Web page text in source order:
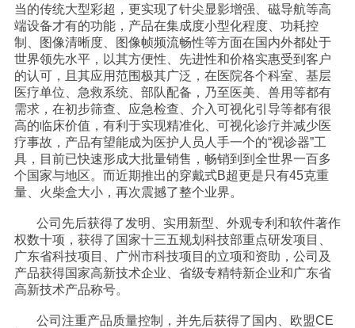
当的传统大型彩超，更实现了针尖显影增强、磁导航等高
端设备才有的功能，产品在集成度小型化程度、功耗控
制、图像清晰度、图像帧频流畅性等方面在国内外都处于
世界领先水平，以其方便性、先进性和价格实惠受到客户
的认可，且其应用范围极其广泛，在医院各个科室、基层
医疗单位、急救系统、部队配备，乃至医美、兽用等都有
需求，在初步筛查、应急检查、介入可视化引导等都有很
高的临床价值，有利于实现精准化、可视化诊疗并减少医
疗事故，产品有望能成为医护人员人手一个的“视诊器”工
具，目前已快速形成大批量销售，畅销到到全世界一百多
个国家与地区。而近期推出的穿戴式B超更是只有45克重
量、火柴盒大小，再次震撼了整个业界。
公司先后获得了发明、实用新型、外观专利和软件著作
权数十项，获得了国家十三五规划科技部重点研发项目、
广东省科技项目、广州市科技项目的立项和资助，公司及
产品获得国家高新技术企业、省级专精特新企业和广东省
高新技术产品称号。
公司注重产品质量控制，并先后获得了国内、欧盟CE